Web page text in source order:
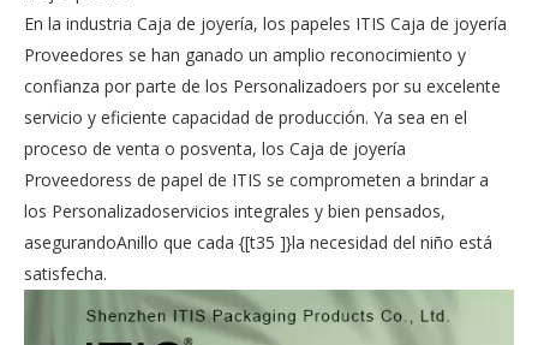
En la industria Caja de joyería, los papeles ITIS Caja de joyería
Proveedores se han ganado un amplio reconocimiento y
confianza por parte de los Personalizadoers por su excelente
servicio y eficiente capacidad de producción. Ya sea en el
proceso de venta o posventa, los Caja de joyería
Proveedoress de papel de ITIS se comprometen a brindar a
los Personalizadoservicios integrales y bien pensados,
asegurandoAnillo que cada {[t35 ]}la necesidad del niño está
satisfecha.